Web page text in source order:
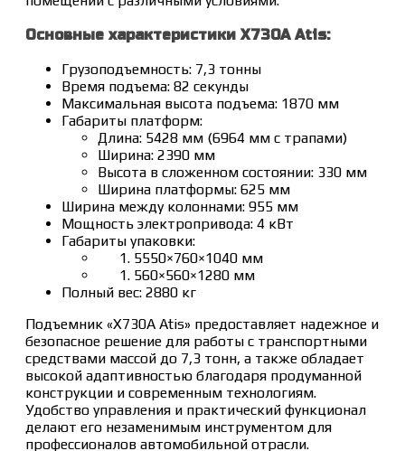
Основные характеристики X730A Atis:
Грузоподъемность: 7,3 тонны
Время подъема: 82 секунды
Максимальная высота подъема: 1870 мм
Габариты платформ:
Длина: 5428 мм (6964 мм с трапами)
Ширина: 2390 мм
Высота в сложенном состоянии: 330 мм
Ширина платформы: 625 мм
Ширина между колоннами: 955 мм
Мощность электропривода: 4 кВт
Габариты упаковки:
5550×760×1040 мм
560×560×1280 мм
Полный вес: 2880 кг
Подъемник «X730A Atis» предоставляет надежное и
безопасное решение для работы с транспортными
средствами массой до 7,3 тонн, а также обладает
высокой адаптивностью благодаря продуманной
конструкции и современным технологиям.
Удобство управления и практический функционал
делают его незаменимым инструментом для
профессионалов автомобильной отрасли.